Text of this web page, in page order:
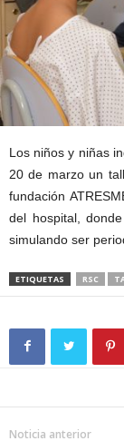
Los niños y niñas
20 de marzo un
fundación
del hospital,
simulando ser
ETIQUETAS RSC
Noticia anterior